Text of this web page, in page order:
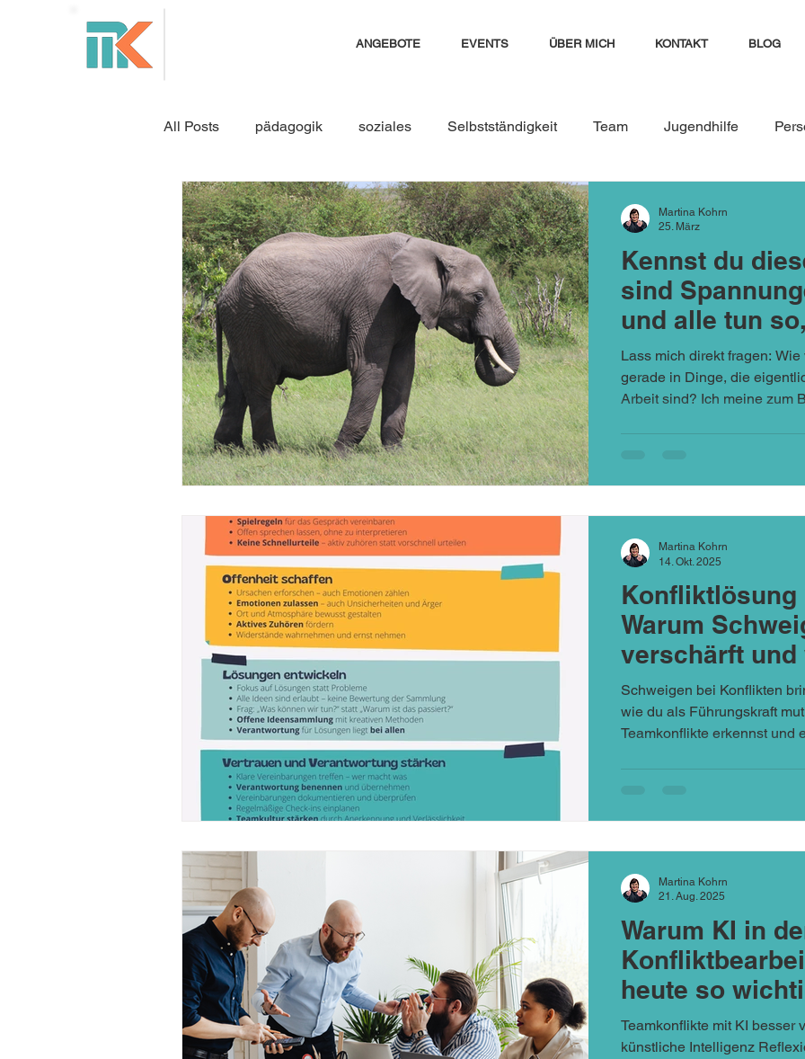
ANGEBOTE EVENTS ÜBER MICH KONTAKT BLOG
All Posts pädagogik soziales Selbstständigkeit Team Jugendhilfe
Resilienz Konfliktmanagement seminare Kinder und Jugendliche
Jahresrückblick Seminare Teamresilienz stärken Teamkonflikte Konflikte
Konflikte moderieren Konfliktmanagement im Team
Konfliktlösung
Kennst du
sind
und alle tun
gut.
Lass mich direkt fragen:
gerade in Dinge, die
Arbeit sind? Ich meine zum Beispiel diese Momente hier:
Martina Kohrn
25. März
Konfliktlösung
Warum
verschärft und
souverän
Schweigen bei Konflikten
wie du als Führungskraft
Teamkonflikte erkennst und
Martina Kohrn
14. Okt. 2025
Warum KI in
heute so
und Coaches
Teamkonflikte mit KI besser
künstliche Intelligenz
Martina Kohrn
21. Aug. 2025